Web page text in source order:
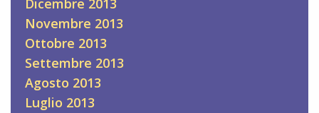
Dicembre 2013
Novembre 2013
Ottobre 2013
Settembre 2013
Agosto 2013
Luglio 2013